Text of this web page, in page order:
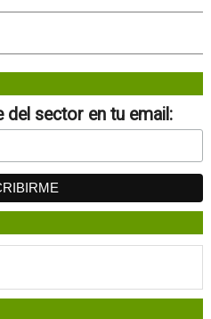
del sector en tu email: